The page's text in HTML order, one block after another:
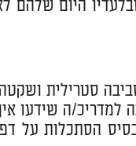
היום שלהם
סטרילית
למדריכ/ה שידעו
הסתכלות על